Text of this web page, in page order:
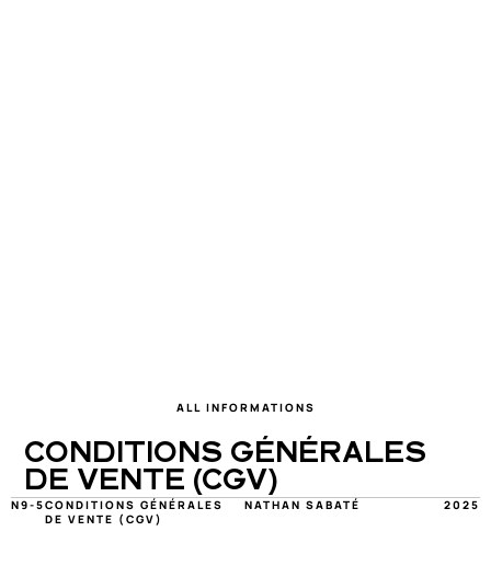
ALL INFORMATIONS
CONDITIONS GÉNÉRALES
DE VENTE (CGV)
N9-5CONDITIONS GÉNÉRALES
DE VENTE (CGV)
NATHAN SABATÉ 2025